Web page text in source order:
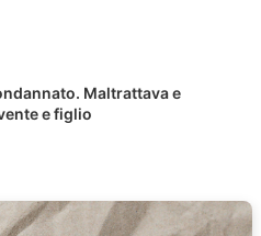
Maltrattava e
e figlio